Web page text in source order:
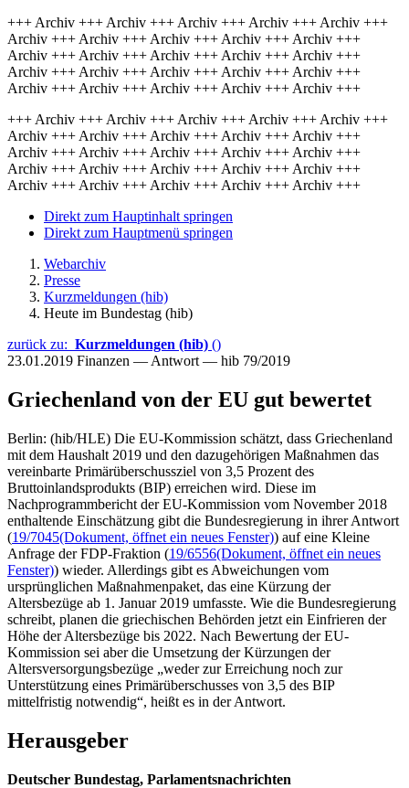
+++ Archiv +++ Archiv +++ Archiv +++ Archiv +++ Archiv +++
Archiv +++ Archiv +++ Archiv +++ Archiv +++ Archiv +++
Archiv +++ Archiv +++ Archiv +++ Archiv +++ Archiv +++
Archiv +++ Archiv +++ Archiv +++ Archiv +++ Archiv +++
Archiv +++ Archiv +++ Archiv +++ Archiv +++ Archiv +++
+++ Archiv +++ Archiv +++ Archiv +++ Archiv +++ Archiv +++
Archiv +++ Archiv +++ Archiv +++ Archiv +++ Archiv +++
Archiv +++ Archiv +++ Archiv +++ Archiv +++ Archiv +++
Archiv +++ Archiv +++ Archiv +++ Archiv +++ Archiv +++
Archiv +++ Archiv +++ Archiv +++ Archiv +++ Archiv +++
Direkt zum Hauptinhalt springen
Direkt zum Hauptmenü springen
Webarchiv
Presse
Kurzmeldungen (hib)
Heute im Bundestag (hib)
zurück zu: Kurzmeldungen (hib) ()
23.01.2019 Finanzen — Antwort — hib 79/2019
Griechenland von der EU gut bewertet
Berlin: (hib/HLE) Die EU-Kommission schätzt, dass Griechenland
mit dem Haushalt 2019 und den dazugehörigen Maßnahmen das
vereinbarte Primärüberschussziel von 3,5 Prozent des
Bruttoinlandsprodukts (BIP) erreichen wird. Diese im
Nachprogrammbericht der EU-Kommission vom November 2018
enthaltende Einschätzung gibt die Bundesregierung in ihrer Antwort
(19/7045(Dokument, öffnet ein neues Fenster)) auf eine Kleine
Anfrage der FDP-Fraktion (19/6556(Dokument, öffnet ein neues
Fenster)) wieder. Allerdings gibt es Abweichungen vom
ursprünglichen Maßnahmenpaket, das eine Kürzung der
Altersbezüge ab 1. Januar 2019 umfasste. Wie die Bundesregierung
schreibt, planen die griechischen Behörden jetzt ein Einfrieren der
Höhe der Altersbezüge bis 2022. Nach Bewertung der EU-
Kommission sei aber die Umsetzung der Kürzungen der
Altersversorgungsbezüge „weder zur Erreichung noch zur
Unterstützung eines Primärüberschusses von 3,5 des BIP
mittelfristig notwendig“, heißt es in der Antwort.
Herausgeber
Deutscher Bundestag, Parlamentsnachrichten